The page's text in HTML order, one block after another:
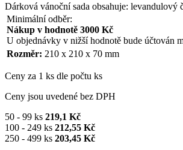
Dárková vánoční sada obsahuje:
Minimální odběr:
Nákup v hodnotě 3000 Kč
U objednávky v nižší hodnotě bude účtován
Rozměr: 210 x 210 x 70 mm
Ceny za 1 ks dle počtu ks
Ceny jsou uvedené bez DPH
50 - 99 ks 219,1 Kč
100 - 249 ks 212,55 Kč
250 - 499 ks 203,45 Kč